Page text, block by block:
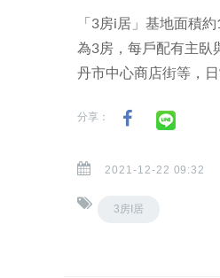
「3房i居」基地面積
為3房，每戶配有主臥
丹市中心商店街等，
分享：
2021-12-22 09:32
3房I居